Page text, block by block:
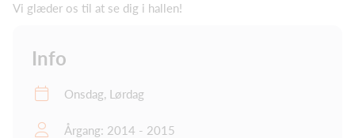
Vi glæder os til at se dig i hallen!
Info
Onsdag, Lørdag
Årgang: 2014 - 2015